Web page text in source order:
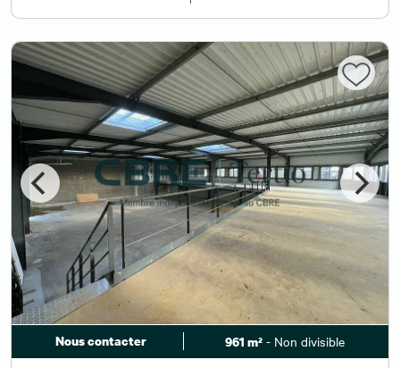
Nous contacter 961 m² - Non divisible